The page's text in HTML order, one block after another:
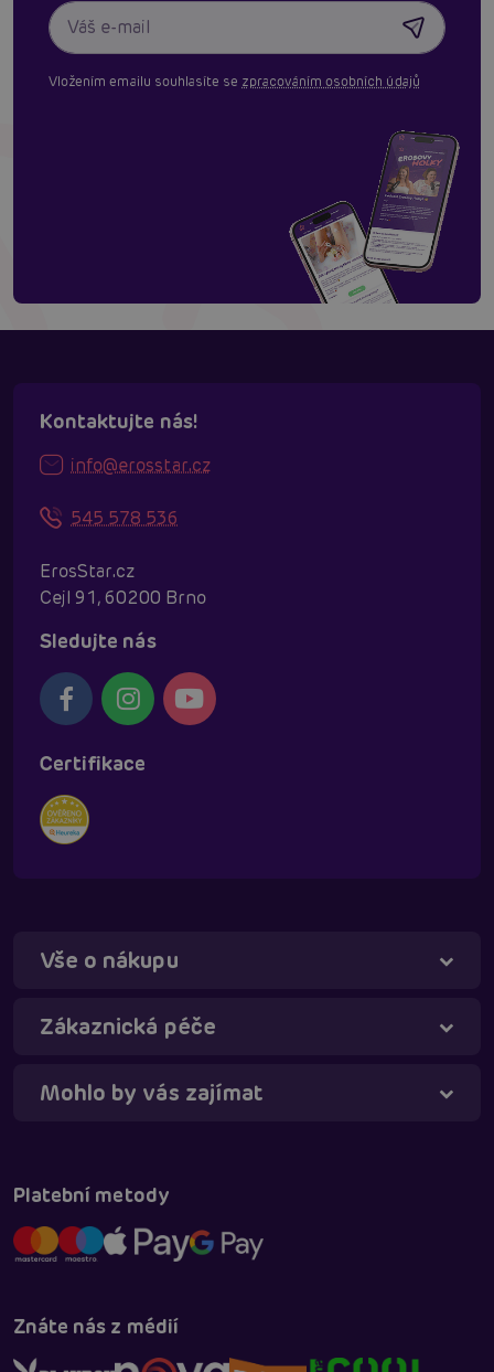
Vložením emailu souhlasíte se zpracováním osobních údajů
Kontaktujte nás!
info@erosstar.cz
545 578 536
ErosStar.cz
Cejl 91, 60200 Brno
Sledujte nás
Certifikace
Vše o nákupu
Zákaznická péče
Mohlo by vás zajímat
Platební metody
Znáte nás z médií
Táňa - virtuální asistentka